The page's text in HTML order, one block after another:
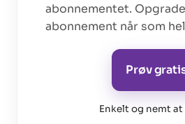
abonnementet.
abonnement når som
Prøv
Enkelt og nemt at